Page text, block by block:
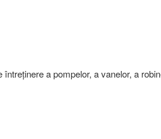
a pompelor, a vanelor, a